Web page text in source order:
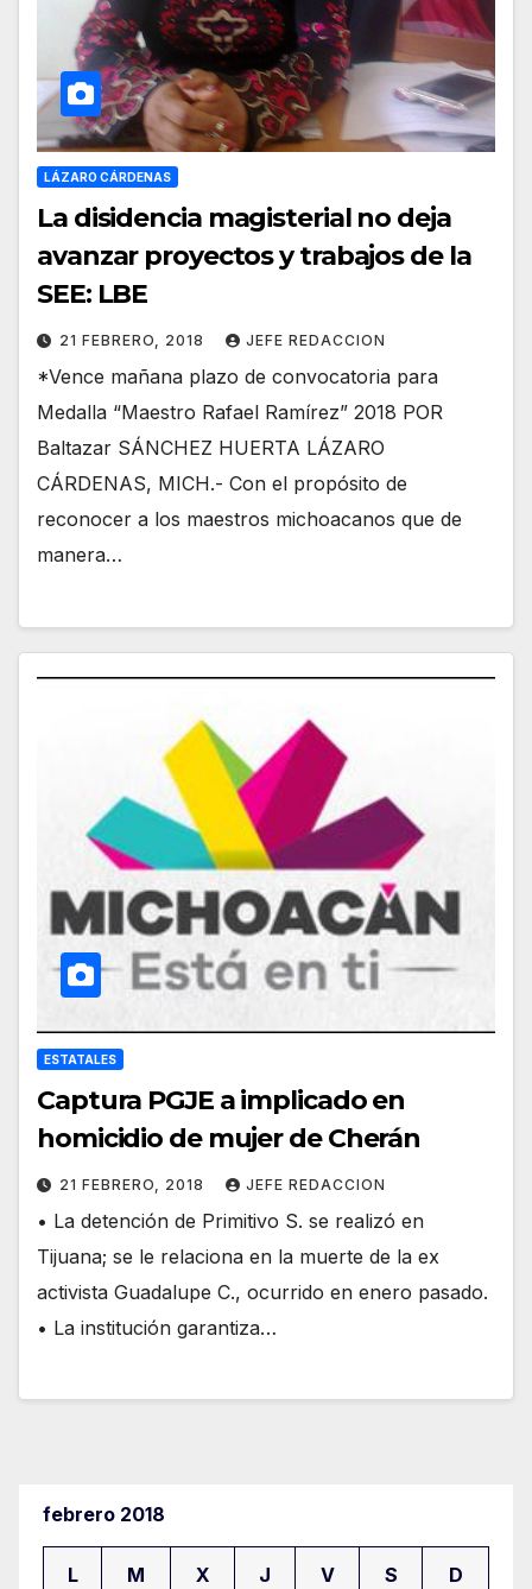
LÁZARO CÁRDENAS
La disidencia magisterial no deja
avanzar proyectos y trabajos de la
SEE: LBE
21 FEBRERO, 2018 JEFE REDACCION
*Vence mañana plazo de convocatoria para
Medalla “Maestro Rafael Ramírez” 2018 POR
Baltazar SÁNCHEZ HUERTA LÁZARO
CÁRDENAS, MICH.- Con el propósito de
reconocer a los maestros michoacanos que de
manera…
ESTATALES
Captura PGJE a implicado en
homicidio de mujer de Cherán
21 FEBRERO, 2018 JEFE REDACCION
• La detención de Primitivo S. se realizó en
Tijuana; se le relaciona en la muerte de la ex
activista Guadalupe C., ocurrido en enero pasado.
• La institución garantiza…
febrero 2018
L M X J V S D